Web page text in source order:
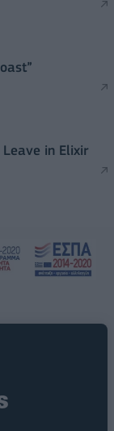
in Elixir